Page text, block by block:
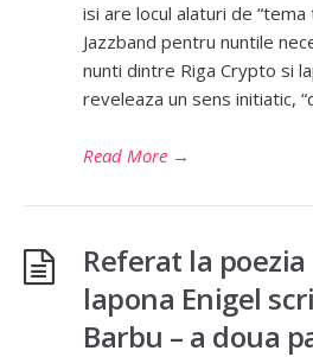
isi are locul alaturi de
Jazzband pentru nuntile
nunti dintre Riga Crypto si
reveleaza un sens initiatic,
Read More →
Referat la
lapona Enigel
Barbu – a doua